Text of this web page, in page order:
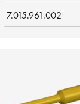
7.015.961.002